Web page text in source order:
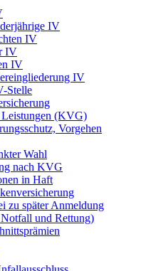
IV
IV
IV
IV
IV
Stelle
Leistungen (KVG)
Vorgehen
Wahl
nach KVG
in Haft
zu später Anmeldung
und Rettung)